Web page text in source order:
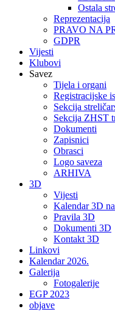
Ostala
Reprezentacija
PRAVO NA
GDPR
Vijesti
Klubovi
Savez
Tijela i organi
Registracijske
Sekcija
Sekcija ZHST
Dokumenti
Zapisnici
Obrasci
Logo saveza
ARHIVA
3D
Vijesti
Kalendar 3D
Pravila 3D
Dokumenti 3D
Kontakt 3D
Linkovi
Kalendar 2026.
Galerija
Fotogalerije
EGP 2023
objave